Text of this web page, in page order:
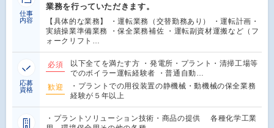
仕事
内容
業務を行っていただきます。
【具体的な業務】 ・運転業務（交替勤務あり） ・運転計画・
実績操業準備業務 ・保全業務補佐 ・運転副資材運搬など（フ
ォークリフト…
応募
資格
必須
以下全てを満たす方 ・発電所・プラント・清掃工場等
でのボイラー運転経験者 ・普通自動…
歓迎
・プラントでの用役装置の静機械・動機械の保全業務
経験が５年以上
・プラントソリューション技術・商品の提供 各種化学工業